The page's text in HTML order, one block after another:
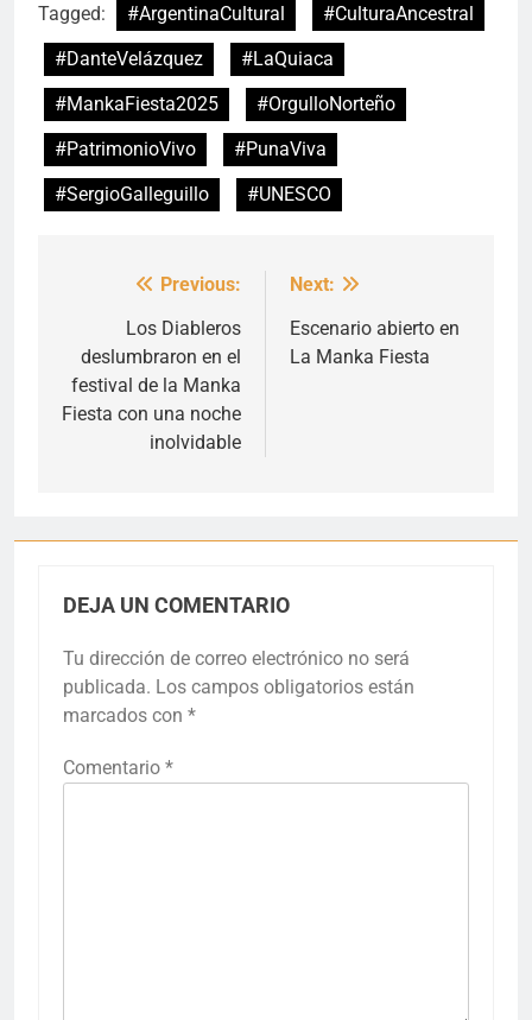
Tagged: #ArgentinaCultural
#CulturaAncestral
#DanteVelázquez
#LaQuiaca
#MankaFiesta2025
#OrgulloNorteño
#PatrimonioVivo
#PunaViva
#SergioGalleguillo
#UNESCO
Navegación
entradas
Previous:
Los Diableros
deslumbraron en el
festival de la Manka
Fiesta con una noche
inolvidable
Next:
Escenario abierto en
La Manka Fiesta
DEJA UN COMENTARIO
Tu dirección de correo electrónico no será
publicada. Los campos obligatorios están
marcados con *
Comentario *